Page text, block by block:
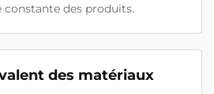
constante des produits.
des matériaux